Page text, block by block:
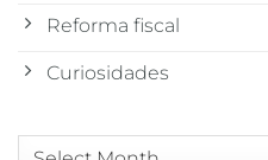
Reforma fiscal
Curiosidades
Arquivos